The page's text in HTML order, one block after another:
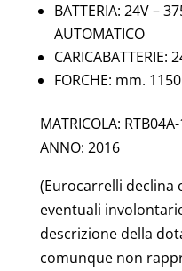
BATTERIA: 24V –
AUTOMATICO
CARICABATTERIE:
FORCHE: mm. 1150
MATRICOLA:
ANNO: 2016
(Eurocarrelli declina
eventuali
descrizione della
comunque non